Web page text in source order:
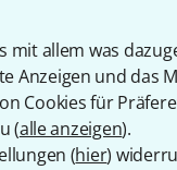
mit allem was
Anzeigen und das
Cookies für
(alle anzeigen).
(hier)